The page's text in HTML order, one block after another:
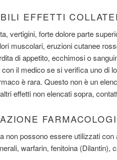
EFFETTI
vertigini, forte dolore parte
muscolari, eruzioni cutanee
di appetito, ecchimosi o
il medico se si verifica uno di
è rara. Questo non è un
effetti non elencati sopra,
non possono essere utilizzati
warfarin, fenitoina (Dilantin),